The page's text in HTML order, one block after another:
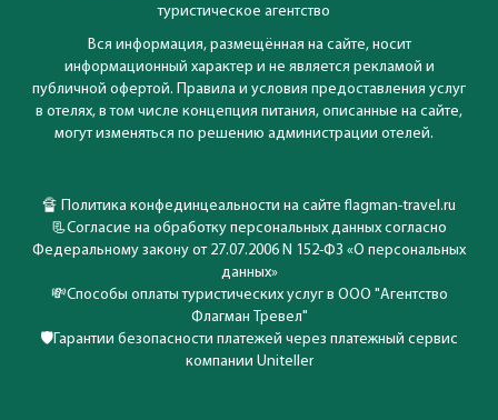
туристическое агентство
Вся информация, размещённая на сайте, носит
информационный характер и не является рекламой и
публичной офертой. Правила и условия предоставления услуг
в отелях, в том числе концепция питания, описанные на сайте,
могут изменяться по решению администрации отелей.
🔏 Политика конфединцеальности на сайте flagman-travel.ru
📃Согласие на обработку персональных данных согласно
Федеральному закону от 27.07.2006 N 152-ФЗ «О персональных
данных»
💸Способы оплаты туристических услуг в ООО "Агентство
Флагман Тревел"
🛡️Гарантии безопасности платежей через платежный сервис
компании Uniteller